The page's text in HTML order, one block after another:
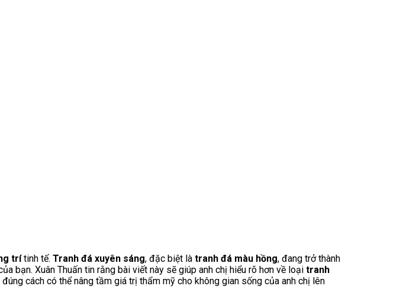
trítinh tế. Tranh đá xuyên sáng, đặc biệt là tranh đá màu hồng, đang trở thành
bạn. Xuân Thuấn tin rằng bài viết này sẽ giúp anh chị hiểu rõ hơn về loại tranh
đúng cách có thể nâng tầm giá trị thẩm mỹ cho không gian sống của anh chị lên